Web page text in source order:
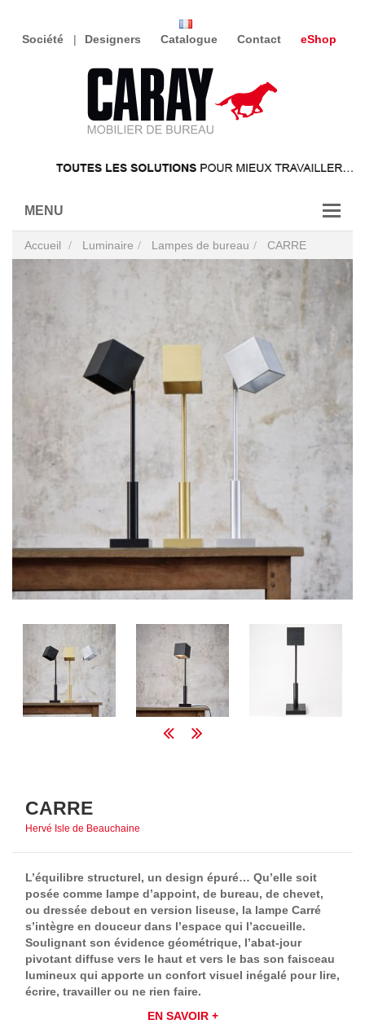
Société Designers Catalogue Contact eShop
MENU
Accueil Luminaire Lampes de bureau CARRE
CARRE
Hervé Isle de Beauchaine
L’équilibre structurel, un design épuré… Qu’elle soit
posée comme lampe d’appoint, de bureau, de chevet,
ou dressée debout en version liseuse, la lampe Carré
s’intègre en douceur dans l’espace qui l’accueille.
Soulignant son évidence géométrique, l’abat-jour
pivotant diffuse vers le haut et vers le bas son faisceau
lumineux qui apporte un confort visuel inégalé pour lire,
écrire, travailler ou ne rien faire.
EN SAVOIR +